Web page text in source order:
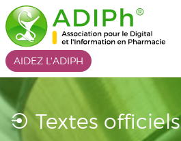
AIDEZ L'ADIPH
Textes officiels